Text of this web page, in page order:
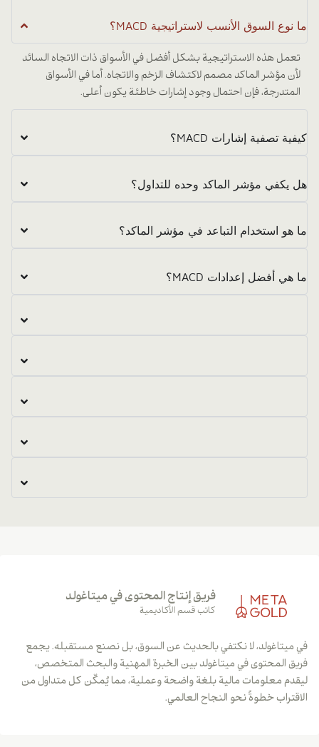
ما نوع السوق الأنسب لاستراتيجية MACD؟
تعمل هذه الاستراتيجية بشكل أفضل في الأسواق ذات الاتجاه السائد
لأن مؤشر الماكد مصمم لاكتشاف الزخم والاتجاه. أما في الأسواق
المتدرجة، فإن احتمال وجود إشارات خاطئة يكون أعلى.
كيفية تصفية إشارات MACD؟
هل يكفي مؤشر الماكد وحده للتداول؟
ما هو استخدام التباعد في مؤشر الماكد؟
ما هي أفضل إعدادات MACD؟
فريق إنتاج المحتوى في ميتاغولد
كاتب قسم الأكاديمية
في ميتاغولد، لا نكتفي بالحديث عن السوق، بل نصنع مستقبله. يجمع
فريق المحتوى في ميتاغولد بين الخبرة المهنية والبحث المتخصص،
ليقدم معلومات مالية بلغة واضحة وعملية، مما يُمكّن كل متداول من
الاقتراب خطوةً نحو النجاح العالمي.